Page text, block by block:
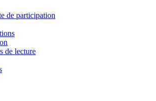
de participation
de lecture